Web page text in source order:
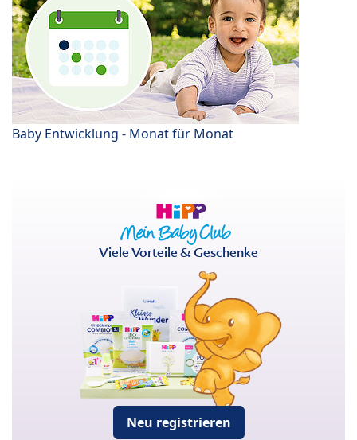
Baby Entwicklung - Monat für Monat
Viele Vorteile & Geschenke
Neu registrieren